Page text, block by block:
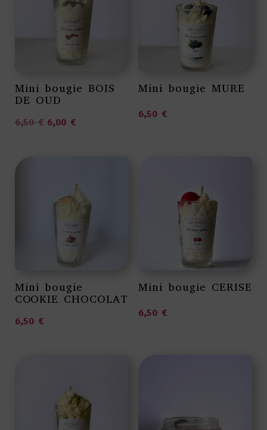
Mini bougie BOIS
DE OUD
6,50€ Le prix initial était : 6,50 €.
6,00 €Le prix actuel est : 6,00 €.
Mini bougie MURE
6,50 €
Mini bougie
COOKIE CHOCOLAT
6,50 €
Mini bougie CERISE
6,50 €